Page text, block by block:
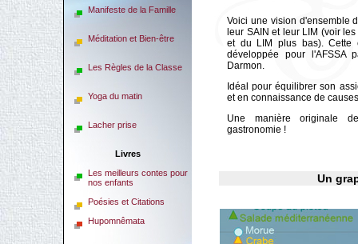
Manifeste de la Famille
Méditation et Bien-être
Les Règles de la Classe
Yoga du matin
Lacher prise
Livres
Les meilleurs contes pour
nos enfants
Poésies et Citations
Hupomnêmata
Voici une vision d'ensemble
leur SAIN et leur LIM (voir
et du LIM plus bas). Cette
développée pour l'AFSSA
Darmon.
Idéal pour équilibrer son
et en connaissance de
Une manière originale
gastronomie !
Un